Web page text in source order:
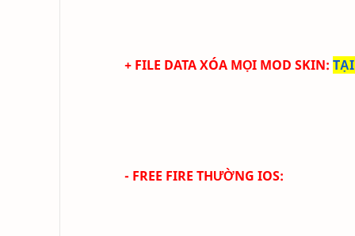
+ FILE DATA XÓA MỌI MOD SKIN:
- FREE FIRE THƯỜNG IOS: